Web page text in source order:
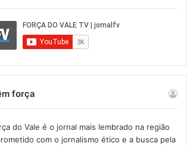
força
do Vale é o jornal mais lembrado na região
com o jornalismo ético e a busca pela